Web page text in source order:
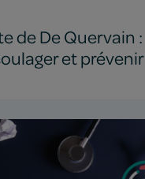
de De Quervain :
et prévenir